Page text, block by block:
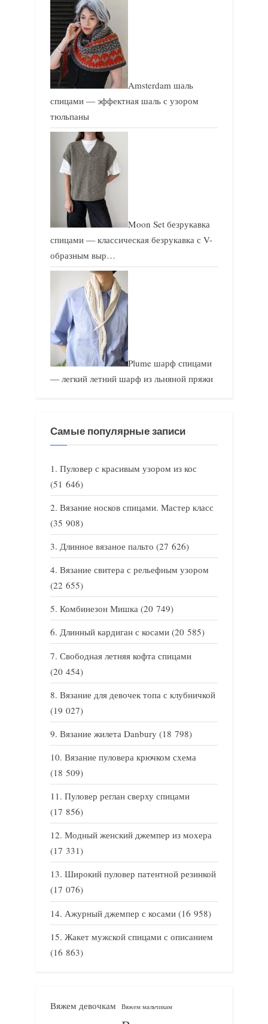
Amsterdam шаль
спицами — эффектная шаль с узором
тюльпаны
Moon Set безрукавка
спицами — классическая безрукавка с V-
образным выр…
Plume шарф спицами
— легкий летний шарф из льняной пряжи
Самые популярные записи
Пуловер с красивым узором из кос
(51 646)
Вязание носков спицами. Мастер класс
(35 908)
Длинное вязаное пальто (27 626)
Вязание свитера с рельефным узором
(22 655)
Комбинезон Мишка (20 749)
Длинный кардиган с косами (20 585)
Свободная летняя кофта спицами
(20 454)
Вязание для девочек топа с клубничкой
(19 027)
Вязание жилета Danbury (18 798)
Вязание пуловера крючком схема
(18 509)
Пуловер реглан сверху спицами
(17 856)
Модный женский джемпер из мохера
(17 331)
Широкий пуловер патентной резинкой
(17 076)
Ажурный джемпер с косами (16 958)
Жакет мужской спицами с описанием
(16 863)
Вяжем девочкам Вяжем мальчикам